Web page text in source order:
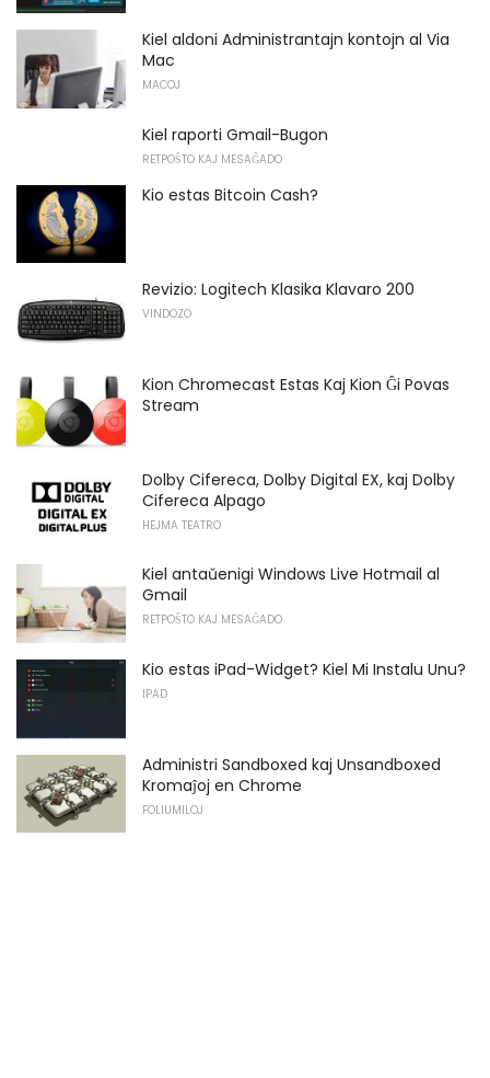
Kiel aldoni Administrantajn kontojn al Via
Mac
MACOJ
Kiel raporti Gmail-Bugon
RETPOŜTO KAJ MESAĜADO
Kio estas Bitcoin Cash?
Revizio: Logitech Klasika Klavaro 200
VINDOZO
Kion Chromecast Estas Kaj Kion Ĝi Povas
Stream
Dolby Cifereca, Dolby Digital EX, kaj Dolby
Cifereca Alpago
HEJMA TEATRO
Kiel antaŭenigi Windows Live Hotmail al
Gmail
RETPOŜTO KAJ MESAĜADO
Kio estas iPad-Widget? Kiel Mi Instalu Unu?
IPAD
Administri Sandboxed kaj Unsandboxed
Kromaĵoj en Chrome
FOLIUMILOJ